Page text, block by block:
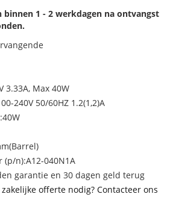
1 - 2 werkdagen na ontvangst
3.33A, Max 40W
240V 50/60HZ 1.2(1,2)A
n):A12-040N1A
garantie en 30 dagen geld terug
offerte nodig? Contacteer ons